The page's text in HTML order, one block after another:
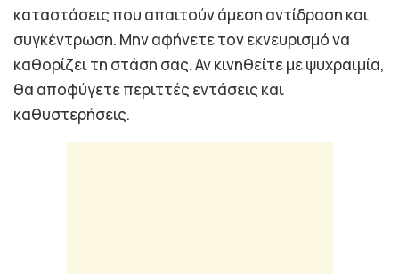
καταστάσεις που απαιτούν άμεση αντίδραση και
συγκέντρωση. Μην αφήνετε τον εκνευρισμό να
καθορίζει τη στάση σας. Αν κινηθείτε με ψυχραιμία,
θα αποφύγετε περιττές εντάσεις και
καθυστερήσεις.